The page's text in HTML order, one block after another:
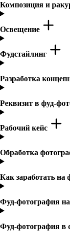
Композиция и
Освещение
Фудстайлинг
Разработка
Реквизит в фуд-
Рабочий кейс
Обработка
Как заработать на
Фуд-фотография
Фуд-фотография в